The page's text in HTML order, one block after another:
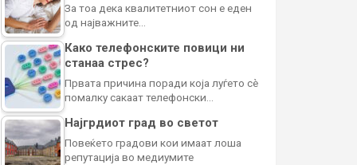
За тоа дека квалитетниот сон е еден
од најважните…
Како телефонските повици ни
станаа стрес?
Првата причина поради која луѓето сè
помалку сакаат телефонски…
Најгрдиот град во светот
Повеќето градови кои имаат лоша
репутација во медиумите